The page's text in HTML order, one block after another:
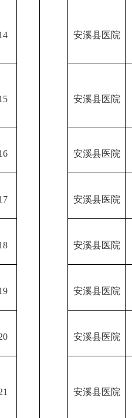
安溪县医院
安溪县医院
安溪县医院
安溪县医院
安溪县医院
安溪县医院
安溪县医院
安溪县医院